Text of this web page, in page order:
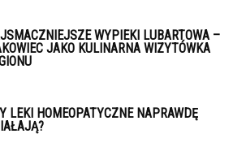
WYPIEKI LUBARTOWA –
JAKO KULINARNA WIZYTÓWKA
LEKI HOMEOPATYCZNE NAPRAWDĘ